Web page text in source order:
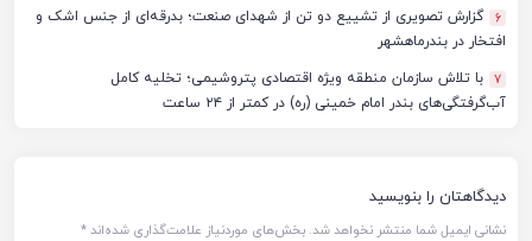
6
گزارش تصویری از تشییع دو تن از شهدای صنعت؛ بدرقه‌ای از جنس اشک و
افتخار در بندرماهشهر
7 با تلاش سازمان منطقه ویژه اقتصادی پتروشیمی؛ تخلیه کامل
آب‌گرفتگی‌های بندر امام خمینی (ره) در کمتر از ۲۴ ساعت
دیدگاهتان را بنویسید
نشانی ایمیل شما منتشر نخواهد شد. بخش‌های موردنیاز علامت‌گذاری شده‌اند*